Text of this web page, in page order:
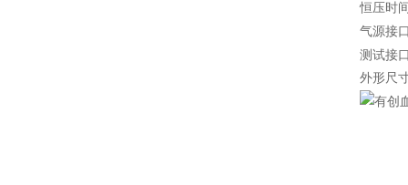
恒压时
气源接
测试接
外形尺